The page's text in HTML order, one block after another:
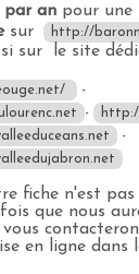
par anpour une
sur http://
sur le site
-
-
-
fiche n'est pas
que nous
en ligne dans